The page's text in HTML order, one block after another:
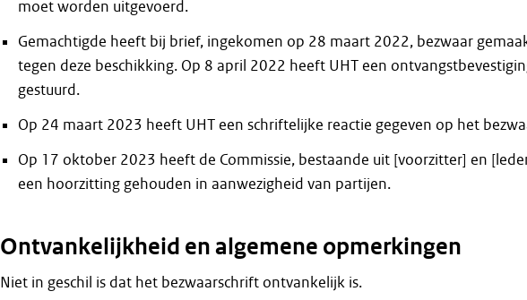
moet worden uitgevoerd.
Gemachtigde heeft bij brief, ingekomen op 28 maart 2022, bezwaar
tegen deze beschikking. Op 8 april 2022 heeft UHT een
gestuurd.
Op 24 maart 2023 heeft UHT een schriftelijke reactie gegeven op het
Op 17 oktober 2023 heeft de Commissie, bestaande uit [voorzitter] en
een hoorzitting gehouden in aanwezigheid van partijen.
Ontvankelijkheid en algemene opmerkingen
Niet in geschil is dat het bezwaarschrift ontvankelijk is.